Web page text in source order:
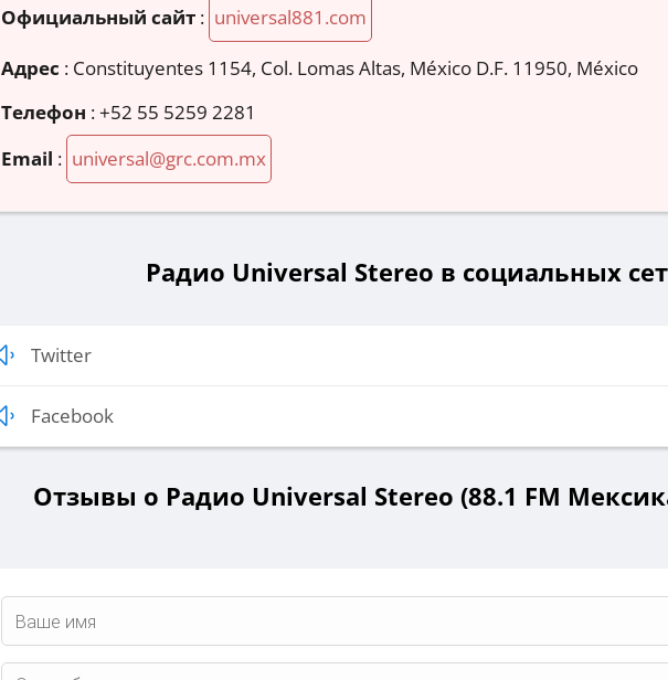
Официальный сайт : universal881.com
Адрес : Constituyentes 1154, Col. Lomas Altas, México D.F. 11950, México
Телефон :+52 55 5259 2281
Email : universal@grc.com.mx
Радио Universal Stereo в социальных
Twitter
Facebook
Отзывы о Радио Universal Stereo (88.1 FM